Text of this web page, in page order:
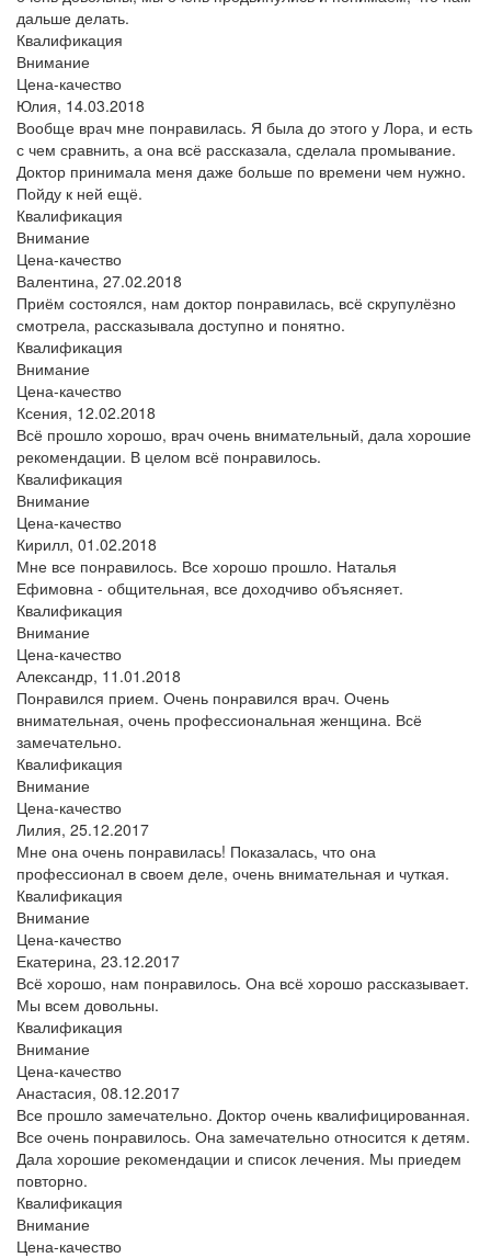
дальше делать.
Квалификация
Внимание
Цена-качество
Юлия, 14.03.2018
Вообще врач мне понравилась. Я была до этого у Лора, и есть
с чем сравнить, а она всё рассказала, сделала промывание.
Доктор принимала меня даже больше по времени чем нужно.
Пойду к ней ещё.
Квалификация
Внимание
Цена-качество
Валентина, 27.02.2018
Приём состоялся, нам доктор понравилась, всё скрупулёзно
смотрела, рассказывала доступно и понятно.
Квалификация
Внимание
Цена-качество
Ксения, 12.02.2018
Всё прошло хорошо, врач очень внимательный, дала хорошие
рекомендации. В целом всё понравилось.
Квалификация
Внимание
Цена-качество
Кирилл, 01.02.2018
Мне все понравилось. Все хорошо прошло. Наталья
Ефимовна - общительная, все доходчиво объясняет.
Квалификация
Внимание
Цена-качество
Александр, 11.01.2018
Понравился прием. Очень понравился врач. Очень
внимательная, очень профессиональная женщина. Всё
замечательно.
Квалификация
Внимание
Цена-качество
Лилия, 25.12.2017
Мне она очень понравилась! Показалась, что она
профессионал в своем деле, очень внимательная и чуткая.
Квалификация
Внимание
Цена-качество
Екатерина, 23.12.2017
Всё хорошо, нам понравилось. Она всё хорошо рассказывает.
Мы всем довольны.
Квалификация
Внимание
Цена-качество
Анастасия, 08.12.2017
Все прошло замечательно. Доктор очень квалифицированная.
Все очень понравилось. Она замечательно относится к детям.
Дала хорошие рекомендации и список лечения. Мы приедем
повторно.
Квалификация
Внимание
Цена-качество